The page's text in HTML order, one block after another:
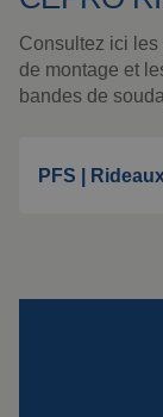
Montage
spéciales
Consultez ici
de montage et
bandes de
PFS |